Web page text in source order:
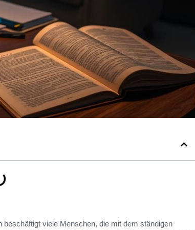
viele Menschen, die mit dem ständigen